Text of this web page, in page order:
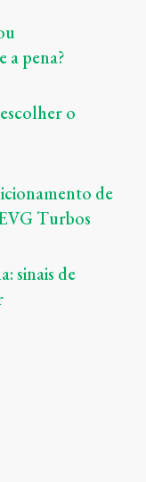
a pena?
o
de
Turbos
sinais de